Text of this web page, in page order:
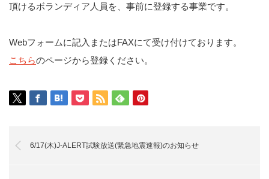
頂けるボランディア人員を、事前に登録する事業です。
Webフォームに記入またはFAXにて受け付けております。
こちらのページから登録ください。
6/17(木)J-ALERT試験放送(緊急地震速報)のお知らせ